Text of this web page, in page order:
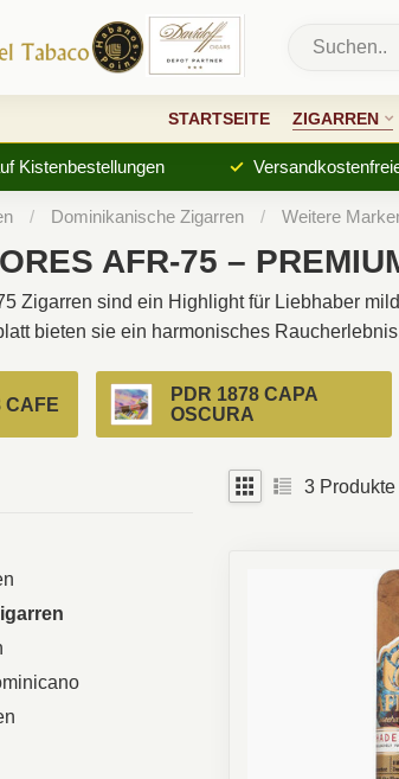
STARTSEITE ZIGARREN
Kistenbestellungen
/ Dominikanische Zigarren / Weitere
AFR-75 –
Zigarren sind ein Highlight für Liebhaber
bieten sie ein harmonisches
CAFE
PDR 1878 CAPA
OSCURA
3 Produkte